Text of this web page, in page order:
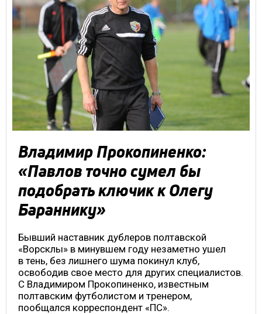
Владимир Прокопиненко:
«Павлов точно сумел бы
подобрать ключик к Олегу
Бараннику»
Бывший наставник дублеров полтавской
«Ворсклы» в минувшем году незаметно ушел
в тень, без лишнего шума покинул клуб,
освободив свое место для других специалистов.
С Владимиром Прокопиненко, известным
полтавским футболистом и тренером,
пообщался корреспондент «ПС».